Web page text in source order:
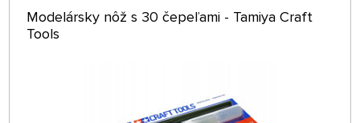
Modelársky nôž s 30 čepeľami - Tamiya Craft
Tools